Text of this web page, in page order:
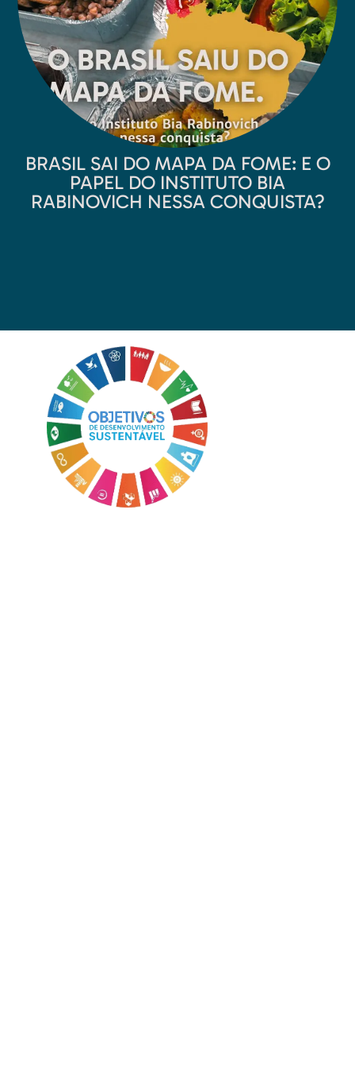
BRASIL SAI DO MAPA DA FOME: E O
PAPEL DO INSTITUTO BIA
RABINOVICH NESSA CONQUISTA?